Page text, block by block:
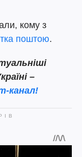
кому з
поштою.
–
канал!